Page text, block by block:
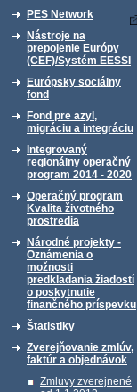
PES Network
Nástroje na
prepojenie Európy
(CEF)/Systém EESSI
Európsky sociálny
fond
Fond pre azyl,
migráciu a integráciu
Integrovaný
regionálny operačný
program 2014 - 2020
Operačný program
Kvalita životného
prostredia
Národné projekty -
Oznámenia o
možnosti
predkladania žiadostí
o poskytnutie
finančného príspevku
Štatistiky
Zverejňovanie zmlúv,
faktúr a objednávok
Zmluvy zverejnené